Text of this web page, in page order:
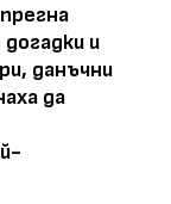
и
данъчни
да